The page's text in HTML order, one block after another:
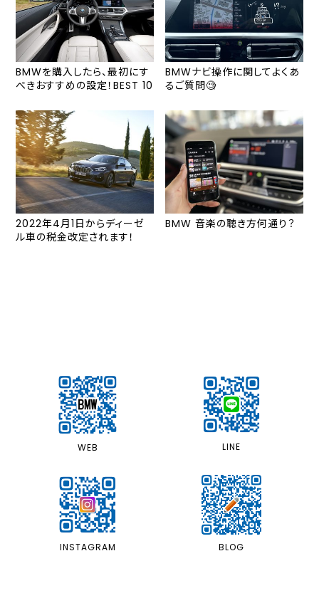
BMWを購入したら、最初にす
べきおすすめの設定！BEST 10
BMWナビ操作に関してよくあ
るご質問🧐
2022年4月1日からディーゼ
ル車の税金改定されます！
BMW 音楽の聴き方何通り？
WEB LINE
INSTAGRAM BLOG